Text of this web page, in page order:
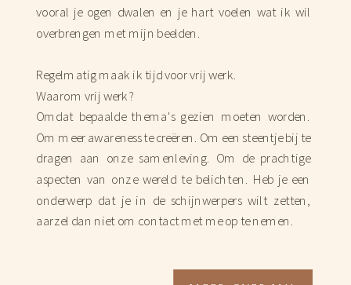
vooral je ogen dwalen en je hart voelen wat ik wil
overbrengen met mijn beelden.
Regelmatig maak ik tijd voor vrij werk.
Waarom vrij werk?
Omdat bepaalde thema's gezien moeten worden.
Om meer awareness te creëren. Om een steentje bij te
dragen aan onze samenleving. Om de prachtige
aspecten van onze wereld te belichten. Heb je een
onderwerp dat je in de schijnwerpers wilt zetten,
aarzel dan niet om contact met me op te nemen.